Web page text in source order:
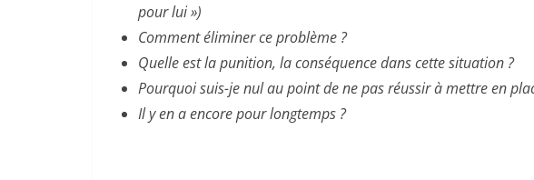
pour lui »)
Comment éliminer ce problème ?
Quelle est la punition, la conséquence dans cette situation ?
Pourquoi suis-je nul au point de ne pas réussir à mettre en
Il y en a encore pour longtemps ?